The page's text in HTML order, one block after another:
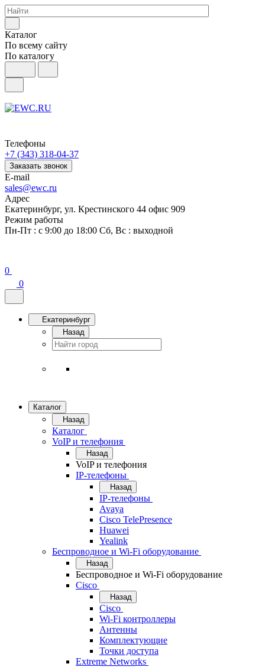
Каталог
По всему сайту
По каталогу
Телефоны
+7 (343) 318-04-37
Заказать звонок
E-mail
sales@ewc.ru
Адрес
Екатеринбург, ул. Крестинского 44 офис 909
Режим работы
Пн-Пт : с 9:00 до 18:00 Сб, Вс : выходной
0
0
Екатеринбург
Назад
Каталог
Назад
Каталог
VoIP и телефония
Назад
VoIP и телефония
IP-телефоны
Назад
IP-телефоны
Avaya
Cisco TelePresence
Huawei
Yealink
Беспроводное и Wi-Fi оборудование
Назад
Беспроводное и Wi-Fi оборудование
Cisco
Назад
Cisco
Wi-Fi контроллеры
Антенны
Комплектующие
Точки доступа
Extreme Networks